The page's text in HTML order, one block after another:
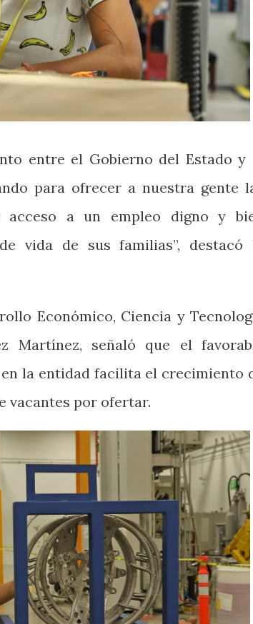
entre el Gobierno del Estado y
para ofrecer a nuestra gente
acceso a un empleo digno y
vida de sus familias”, destacó
Económico, Ciencia y
Martínez, señaló que el
la entidad facilita el crecimiento
vacantes por ofertar.